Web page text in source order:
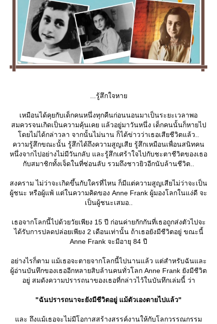
...รู้สึกใจหา
เหมือนได้คุยกับเด็กคนหนึ่งทุกคืนก่อนนอนมาเป็นระยะเวลาพอ
สมควรจนเกิดเป็นความคุ้นเคย แล้วอยู่มาวันหนึ่ง เด็กคนนั้นก็หายไป
ดยไม่ได้กล่าวลา จากนั้นไม่นาน ก็ได้ข่าวว่าเธอเสียชีวิตแล้ว..
ความรู้สึกขณะนั้น รู้สึกได้ถึงความสูญเสีย รู้สึกเหมือนเพื่อนสนิทคน
หนึ่งจากไปอย่างไม่มีวันกลับ และรู้สึกเศร้าใจไปกับชะตาชีวิตของเธอ
กับสมาชิกทั้งเจ็ดในที่ซ่อนลับ รวมถึงชาวยิวอีกนับล้านชีวิต..
สงคราม ไม่ว่าจะเกิดขึ้นกับใครที่ไหน ก็มีแต่ความสูญเสียไม่ว่าจะเป็น
ผู้ชนะ หรือผู้แพ้ แต่ในความคิดของ Anne Frank ผู้มองโลกในแง่ดี จะ
เป็นผู้ชนะเสมอ..
เธอจากโลกนี้ไปด้วยวัยเพียง 15 ปี ก่อนค่ายกักกันที่เธอถูกส่งตัวไปจะ
ได้รับการปลดปล่อยเพียง 2 เดือนเท่านั้น ถ้าเธอยังมีชีวิตอยู่ ขณะนี้
Anne Frank จะมีอายุ 84 ปี
อย่างไรก็ตาม แม้เธอจะตายจากโลกนี้ไปนานแล้ว แต่สำหรับฉันและ
ผู้อ่านบันทึกของเธออีกหลายสิบล้านคนทั่วโลก Anne Frank ยังมีชีวิต
อยู่ สมดังความปรารถนาของเธอที่กล่าวไว้ในบันทึกเล่มนี้ ว่า
"ฉันปรารถนาจะยังมีชีวิตอยู่ แม้ตัวเองตายไปแล้ว"
ละ ถึงแม้เธอจะไม่มีโอกาสสร้างสรรค์งานให้กับโลกวรรณกรรม